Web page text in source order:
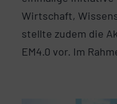
Wirtschaft,
stellte zudem die
EM4.0 vor. Im